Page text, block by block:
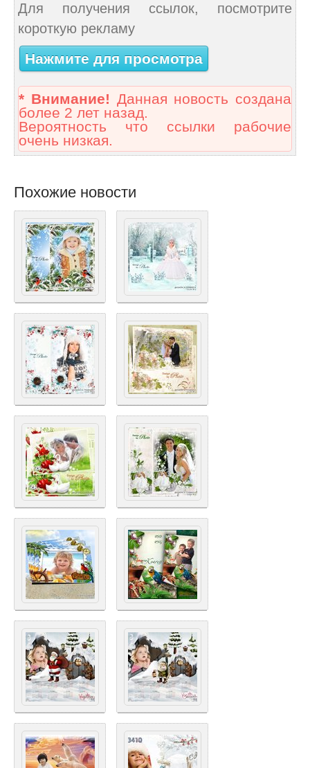
Для получения ссылок, посмотрите
короткую рекламу
Нажмите для просмотра
* Внимание! Данная новость создана
более 2 лет назад.
Вероятность что ссылки рабочие
очень низкая.
Похожие новости